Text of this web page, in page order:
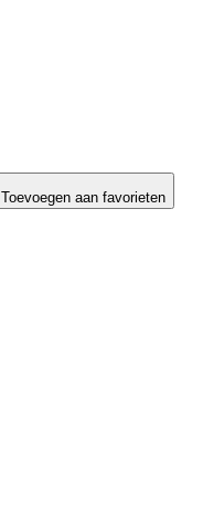
Toevoegen aan favorieten